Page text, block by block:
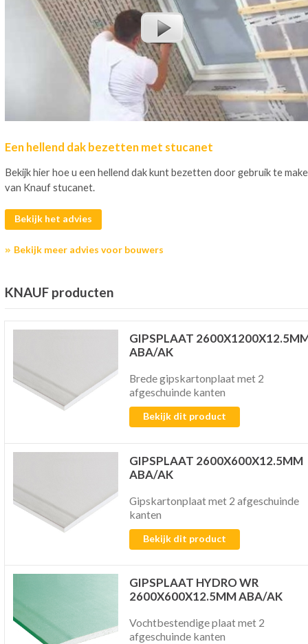
Een hellend dak bezetten met stucanet
Bekijk hier hoe u een hellend dak kunt bezetten door gebruik te
van Knauf stucanet.
Bekijk het advies
Bekijk meer advies voor bouwers
KNAUF producten
GIPSPLAAT
ABA/AK
Brede gipskartonplaat met 2
afgeschuinde kanten
Bekijk dit product
GIPSPLAAT 2600X600X12.5MM
ABA/AK
Gipskartonplaat met 2 afgeschuinde
kanten
Bekijk dit product
GIPSPLAAT HYDRO WR
2600X600X12.5MM ABA/AK
Vochtbestendige plaat met 2
afgeschuinde kanten